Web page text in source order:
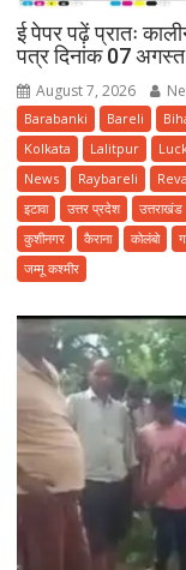
ई पेपर पढ़ें प्रातः
पत्र दिनांक 07
August 7, 2026
Barabanki Bareli
Kolkata
Lalitpur
News
Raybareli
इटावा
उत्तर प्रदेश उत्तराखंड
कुशीनगर
कैराना कोलंबो
जम्मू कश्मीर